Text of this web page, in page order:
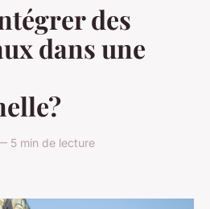
des
dans une
5 min de lecture